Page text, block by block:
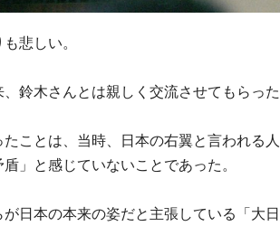
悲しい。
鈴木さんとは親しく交流させてもらった
ことは、当時、日本の右翼と言われる
」と感じていないことであった。
日本の本来の姿だと主張している「大